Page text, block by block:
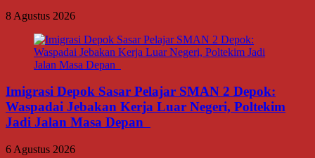
8 Agustus 2026
Imigrasi Depok Sasar Pelajar SMAN 2 Depok:
Waspadai Jebakan Kerja Luar Negeri, Poltekim
Jadi Jalan Masa Depan
6 Agustus 2026